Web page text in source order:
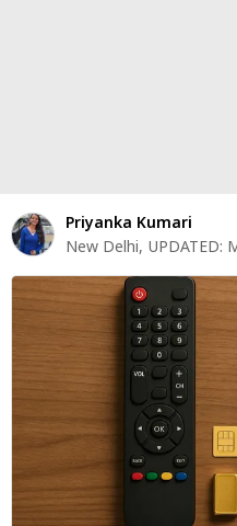
ट्रेंडिंग
न्यूज
म्यूचुअल
Priyanka Kumari
New Delhi, UPDATED: